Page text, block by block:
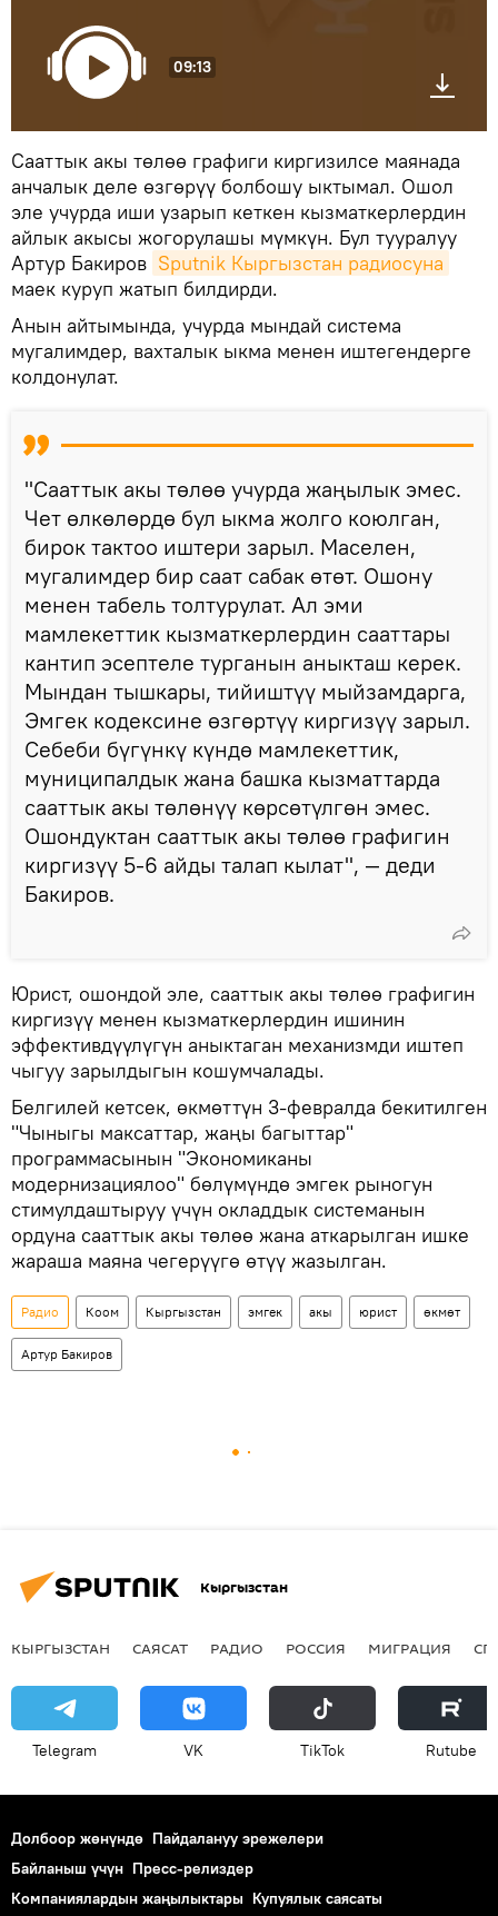
09:13
Сааттык акы төлөө графиги киргизилсе маянада
анчалык деле өзгөрүү болбошу ыктымал. Ошол
эле учурда иши узарып кеткен кызматкерлердин
айлык акысы жогорулашы мүмкүн. Бул тууралуу
Артур Бакиров Sputnik Кыргызстан радиосуна
маек куруп жатып билдирди.
Анын айтымында, учурда мындай система
мугалимдер, вахталык ыкма менен иштегендерге
колдонулат.
"Сааттык акы төлөө учурда жаңылык эмес.
Чет өлкөлөрдө бул ыкма жолго коюлган,
бирок тактоо иштери зарыл. Маселен,
мугалимдер бир саат сабак өтөт. Ошону
менен табель толтурулат. Ал эми
мамлекеттик кызматкерлердин сааттары
кантип эсептеле турганын аныкташ керек.
Мындан тышкары, тийиштүү мыйзамдарга,
Эмгек кодексине өзгөртүү киргизүү зарыл.
Себеби бүгүнкү күндө мамлекеттик,
муниципалдык жана башка кызматтарда
сааттык акы төлөнүү көрсөтүлгөн эмес.
Ошондуктан сааттык акы төлөө графигин
киргизүү 5-6 айды талап кылат", — деди
Бакиров.
Юрист, ошондой эле, сааттык акы төлөө графигин
киргизүү менен кызматкерлердин ишинин
эффективдүүлүгүн аныктаган механизмди иштеп
чыгуу зарылдыгын кошумчалады.
Белгилей кетсек, өкмөттүн 3-февралда бекитилген
"Чыныгы максаттар, жаңы багыттар"
программасынын "Экономиканы
модернизациялоо" бөлүмүндө эмгек рыногун
стимулдаштыруу үчүн окладдык системанын
ордуна сааттык акы төлөө жана аткарылган ишке
жараша маяна чегерүүгө өтүү жазылган.
Радио Коом Кыргызстан эмгек акы юрист өкмөт
Артур Бакиров
Кыргызстан
КЫРГЫЗСТАН САЯСАТ РАДИО РОССИЯ МИГРАЦИЯ
Telegram VK ТikТоk Rutube
Долбоор жөнүндө Пайдалануу эрежелери
Байланыш үчүн Пресс-релиздер
Компаниялардын жаңылыктары Купуялык саясаты